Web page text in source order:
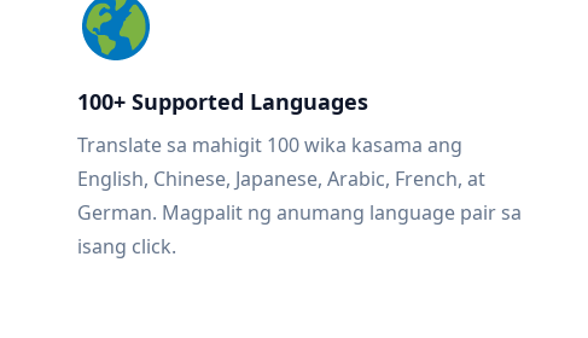
100+ Supported Languages
Translate sa mahigit 100 wika kasama ang
English, Chinese, Japanese, Arabic, French, at
German. Magpalit ng anumang language pair sa
isang click.